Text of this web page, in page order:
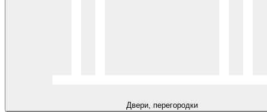
Двери, перегородки